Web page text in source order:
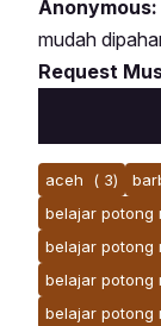
Anonymous:
mudah
Request
aceh ( 3)
belajar potong
belajar potong
belajar potong
belajar potong